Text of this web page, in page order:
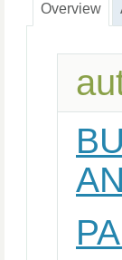
Overview